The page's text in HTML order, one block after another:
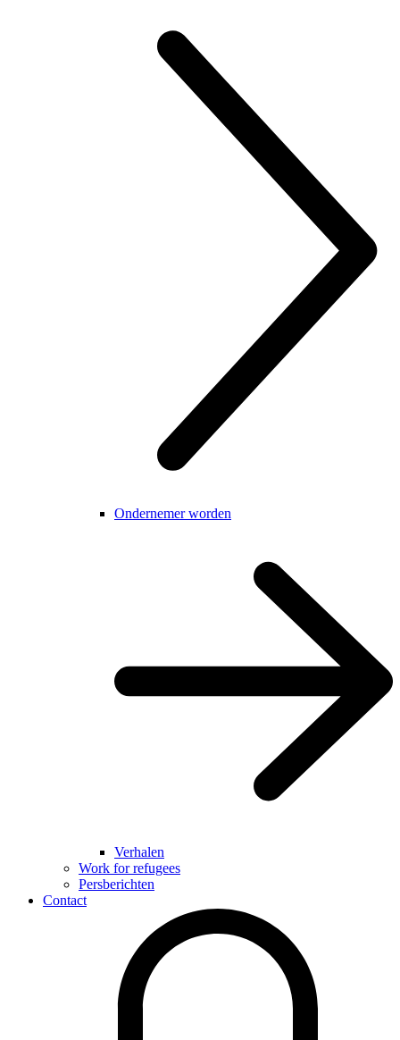
Ondernemer worden
Verhalen
Work for refugees
Persberichten
Contact